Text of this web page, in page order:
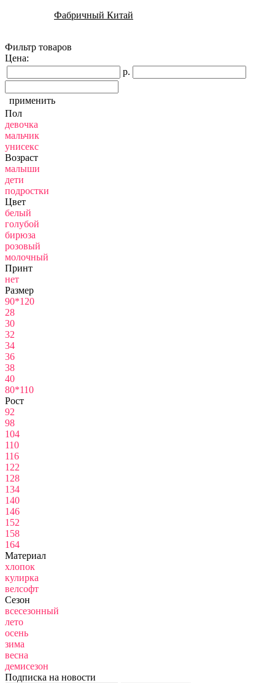
Фабричный Китай
Фильтр товаров
Цена:
р.
применить
Пол
девочка
мальчик
унисекс
Возраст
малыши
дети
подростки
Цвет
белый
голубой
бирюза
розовый
молочный
Принт
нет
Размер
90*120
28
30
32
34
36
38
40
80*110
Рост
92
98
104
110
116
122
128
134
140
146
152
158
164
Материал
хлопок
кулирка
велсофт
Сезон
всесезонный
лето
осень
зима
весна
демисезон
Подписка на новости